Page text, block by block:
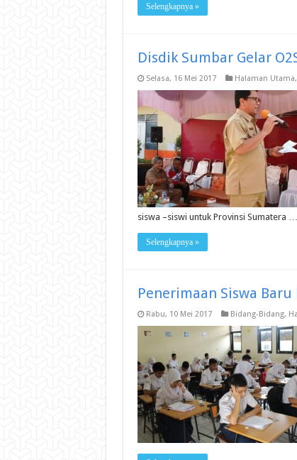
Selengkapnya »
Disdik Sumbar Gelar
Selasa, 16 Mei 2017 Halaman Utama,
siswa –siswi untuk Provinsi Sumatera …
Selengkapnya »
Penerimaan Siswa
Rabu, 10 Mei 2017 Bidang-Bidang,